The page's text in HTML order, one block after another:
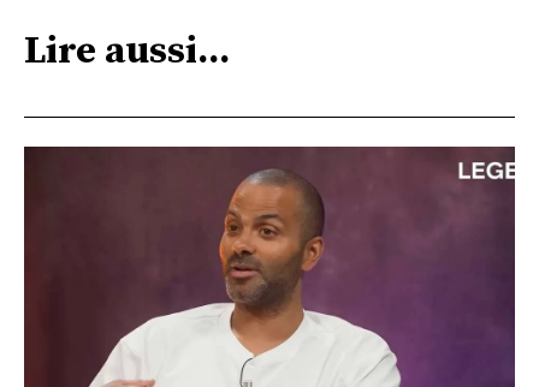
Lire aussi...